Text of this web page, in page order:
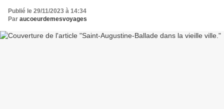
Publié le 29/11/2023 à 14:34
Par aucoeurdemesvoyages